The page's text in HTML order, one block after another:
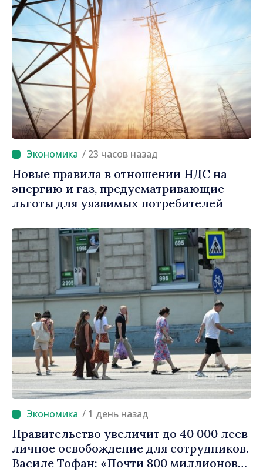
/ 23 часов назад
Новые правила в отношении НДС на
энергию и газ, предусматривающие
льготы для уязвимых потребителей
/ 1 день назад
Правительство увеличит до 40 000 леев
личное освобождение для сотрудников.
Василе Тофан: «Почти 800 миллионов